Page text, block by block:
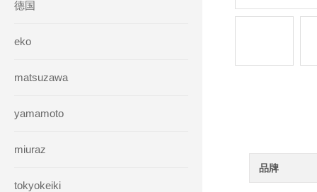
德国
eko
matsuzawa
yamamoto
miuraz
tokyokeiki
品牌